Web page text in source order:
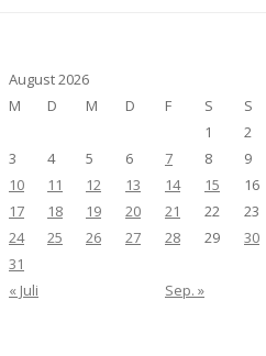
August 2026
M
D M D F S
S
1
2
3
4 5 6 7 8
9
10
11 12 13 14 15
16
17
18 19 20 21 22
23
24
25 26 27 28 29
30
31
« Juli
Sep. »